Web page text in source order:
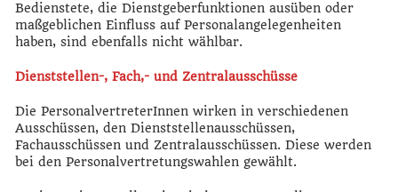
Bedienstete, die Dienstgeberfunktionen ausüben oder
maßgeblichen Einfluss auf Personalangelegenheiten
haben, sind ebenfalls nicht wählbar.
Dienststellen-, Fach,- und Zentralausschüsse
Die PersonalvertreterInnen wirken in verschiedenen
Ausschüssen, den Dienststellenausschüssen,
Fachausschüssen und Zentralausschüssen. Diese werden
bei den Personalvertretungswahlen gewählt.